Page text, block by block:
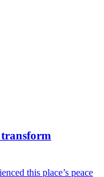
this place’s peace